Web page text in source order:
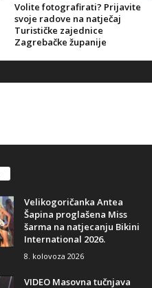
Volite fotografirati? Prijavite
svoje radove na natječaj
Turističke zajednice
Zagrebačke županije
Velikogoričanka Antea
Šapina proglašena Miss
šarma na natjecanju Bikini
International 2026.
8. kolovoza 2026
VIDEO Masovna tučnjava